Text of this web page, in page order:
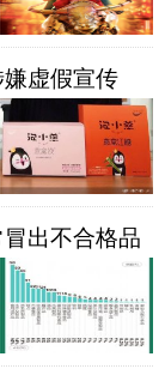
虚假宣传
出不合格品